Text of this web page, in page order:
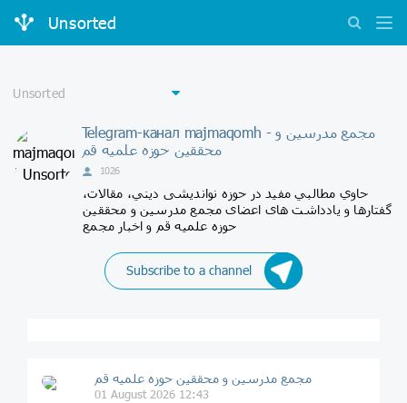
Unsorted
Telegram-канал majmaqomh - مجمع مدرسین و
محققین حوزه علمیه قم
1026
حاوي مطالبي مفيد در حوزه نواندیشی ديني، مقالات،
گفتارها و یادداشت های اعضای مجمع مدرسين و محققين
حوزه علميه قم و اخبار مجمع
Subscribe to a channel
مجمع مدرسین و محققین حوزه علمیه قم
01 August 2026 12:43